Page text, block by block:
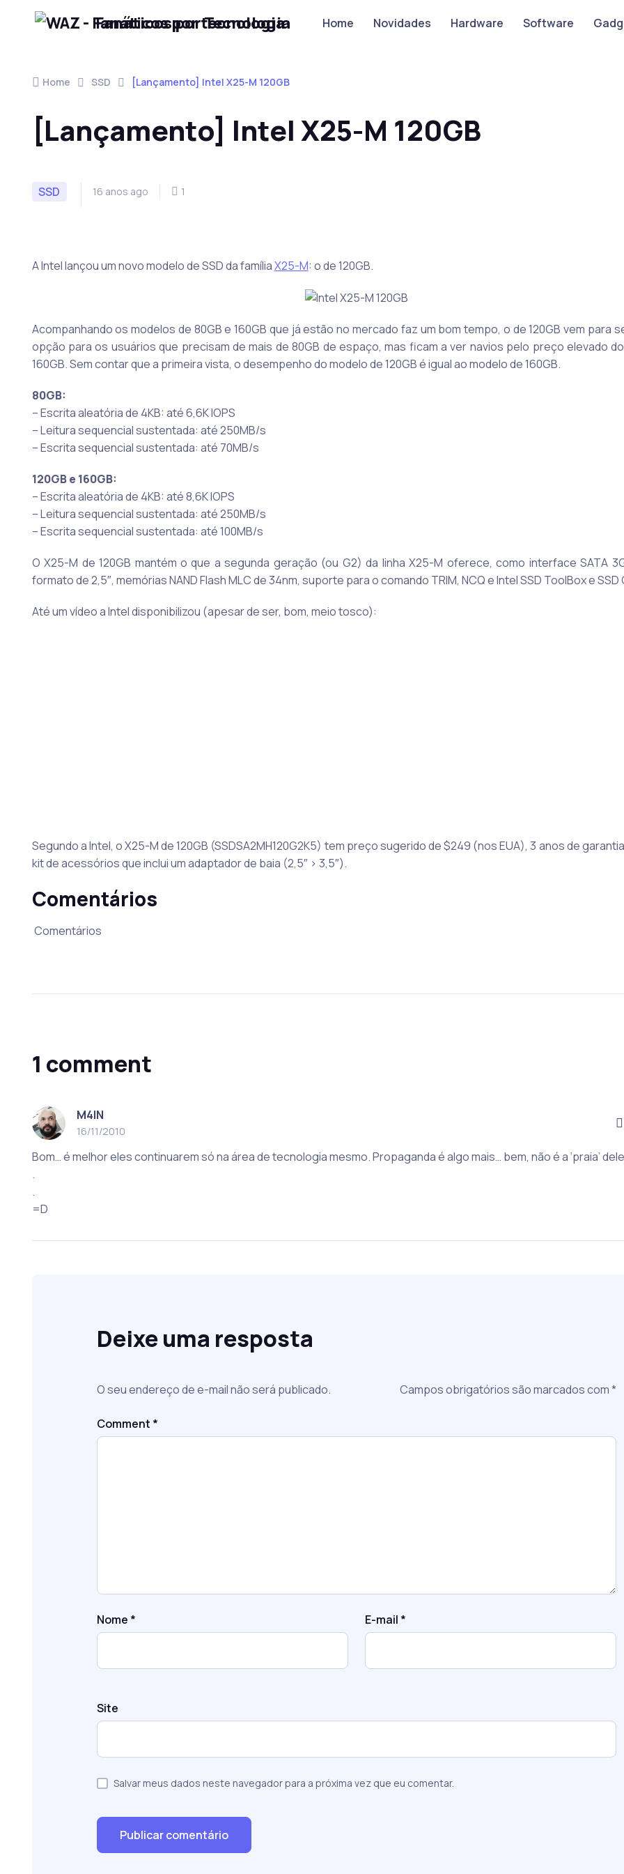
Skip to navigation
Skip to contentFanáticos por Tecnologia Home Novidades Hardware Software
Home SSD [Lançamento] Intel X25-M 120GB
[Lançamento] Intel X25-M 120GB
SSD 16 anos ago 1
A Intel lançou um novo modelo de SSD da famíliaX25-M: o de 120GB.
Acompanhando os modelos de 80GB e 160GB que já estão no mercado faz um bom tempo, o de 120GB vem para
opção para os usuários que precisam de mais de 80GB de espaço, mas ficam a ver navios pelo preço elevado
160GB. Sem contar que a primeira vista, o desempenho do modelo de 120GB é igual ao modelo de 160GB.
80GB:
– Escrita aleatória de 4KB: até 6,6K IOPS
– Leitura sequencial sustentada: até 250MB/s
– Escrita sequencial sustentada: até 70MB/s
120GB e 160GB:
– Escrita aleatória de 4KB: até 8,6K IOPS
– Leitura sequencial sustentada: até 250MB/s
– Escrita sequencial sustentada: até 100MB/s
O X25-M de 120GB mantém o que a segunda geração (ou G2) da linha X25-M oferece, como interface SATA
formato de 2,5″, memórias NAND Flash MLC de 34nm, suporte para o comando TRIM, NCQ e Intel SSD ToolBox e SSD
Até um vídeo a Intel disponibilizou (apesar de ser, bom, meio tosco):
Segundo a Intel, o X25-M de 120GB (SSDSA2MH120G2K5) tem preço sugerido de $249 (nos EUA), 3 anos de
kit de acessórios que inclui um adaptador de baia (2,5″ > 3,5″).
Comentários
Comentários
1 comment
M4IN
16/11/2010
Bom… é melhor eles continuarem só na área de tecnologia mesmo. Propaganda é algo mais… bem, não é a ‘praia’
.
.
=D
Deixe uma resposta
O seu endereço de e-mail não será publicado. Campos obrigatórios são marcados com*
Comment *
Nome * E-mail *
Site
Salvar meus dados neste navegador para a próxima vez que eu comentar.